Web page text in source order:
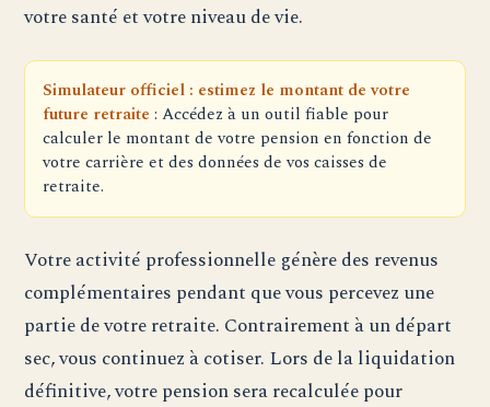
votre santé et votre niveau de vie.
Simulateur officiel : estimez le montant de votre
future retraite : Accédez à un outil fiable pour
calculer le montant de votre pension en fonction de
votre carrière et des données de vos caisses de
retraite.
Votre activité professionnelle génère des revenus
complémentaires pendant que vous percevez une
partie de votre retraite. Contrairement à un départ
sec, vous continuez à cotiser. Lors de la liquidation
définitive, votre pension sera recalculée pour